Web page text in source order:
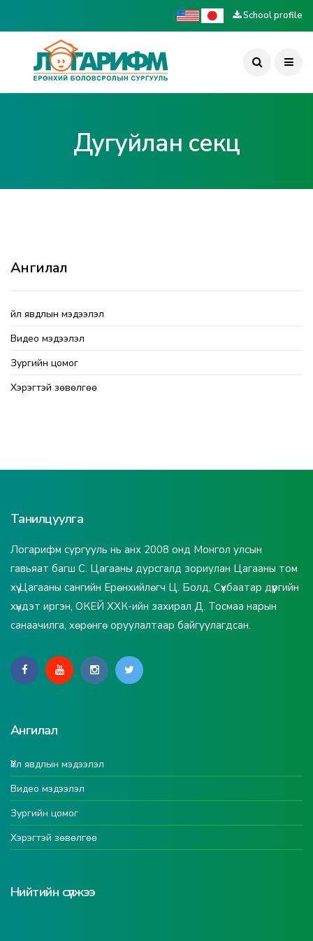
School profile
Дугуйлан секц
Ангилал
Үйл явдлын мэдээлэл
Видео мэдээлэл
Зургийн цомог
Хэрэгтэй зөвөлгөө
Танилцуулга
Логарифм сургууль нь анх 2008 онд Монгол улсын
гавьяат багш С. Цагааны дурсгалд зориулан Цагааны том
хүү Цагааны сангийн Ерөнхийлөгч Ц. Болд, Сүхбаатар дүүргийн
хүндэт иргэн, ОКЕЙ ХХК-ийн захирал Д. Тосмаа нарын
санаачилга, хөрөнгө оруулалтаар байгуулагдсан.
Ангилал
Үйл явдлын мэдээлэл
Видео мэдээлэл
Зургийн цомог
Хэрэгтэй зөвөлгөө
Нийтийн сүлжээ